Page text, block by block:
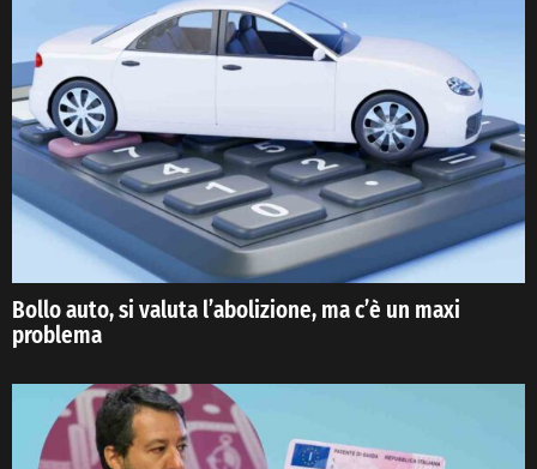
Bollo auto, si valuta l’abolizione, ma c’è un maxi
problema